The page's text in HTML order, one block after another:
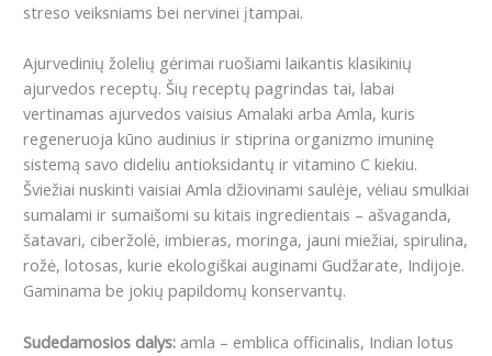
streso veiksniams bei nervinei įtampai.
Ajurvedinių žolelių gėrimai ruošiami laikantis klasikinių
ajurvedos receptų. Šių receptų pagrindas tai, labai
vertinamas ajurvedos vaisius Amalaki arba Amla, kuris
regeneruoja kūno audinius ir stiprina organizmo imuninę
sistemą savo dideliu antioksidantų ir vitamino C kiekiu.
Šviežiai nuskinti vaisiai Amla džiovinami saulėje, vėliau smulkiai
sumalami ir sumaišomi su kitais ingredientais – ašvaganda,
šatavari, ciberžolė, imbieras, moringa, jauni miežiai, spirulina,
rožė, lotosas, kurie ekologiškai auginami Gudžarate, Indijoje.
Gaminama be jokių papildomų konservantų.
Sudedamosios dalys: amla – emblica officinalis, Indian lotus